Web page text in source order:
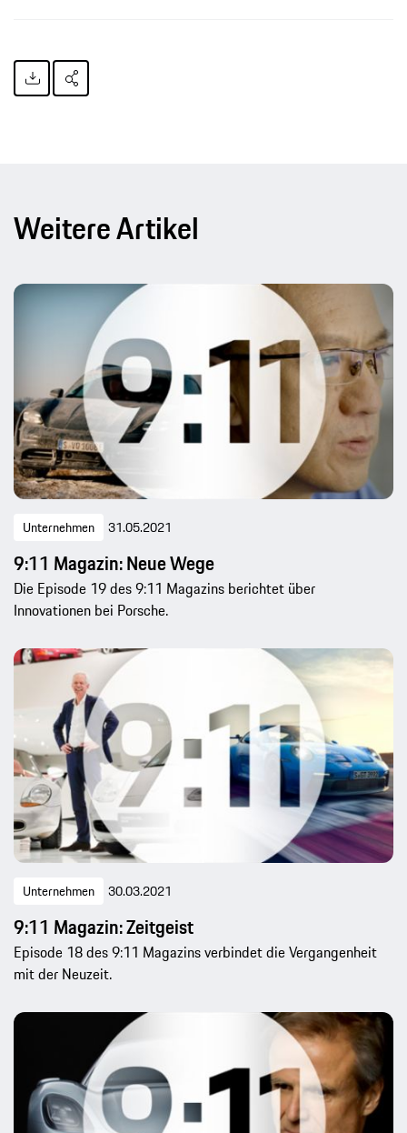
Weitere Artikel
Unternehmen 31.05.2021
9:11 Magazin: Neue Wege
Die Episode 19 des 9:11 Magazins berichtet über
Innovationen bei Porsche.
Unternehmen 30.03.2021
9:11 Magazin: Zeitgeist
Episode 18 des 9:11 Magazins verbindet die Vergangenheit
mit der Neuzeit.